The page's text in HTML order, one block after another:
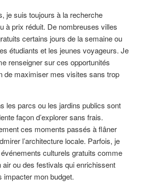
je suis toujours à la recherche
à prix réduit. De nombreuses villes
certains jours de la semaine ou
étudiants et les jeunes voyageurs. Je
renseigner sur ces opportunités
de maximiser mes visites sans trop
les parcs ou les jardins publics sont
façon d’explorer sans frais.
ces moments passés à flâner
l’architecture locale. Parfois, je
culturels gratuits comme
ou des festivals qui enrichissent
impacter mon budget.